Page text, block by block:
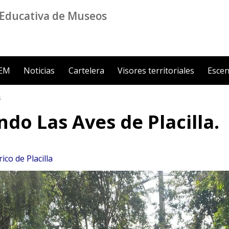
de Museos
Noticias Cartelera Visores territoriales
Las Aves de Placilla.
de Placilla